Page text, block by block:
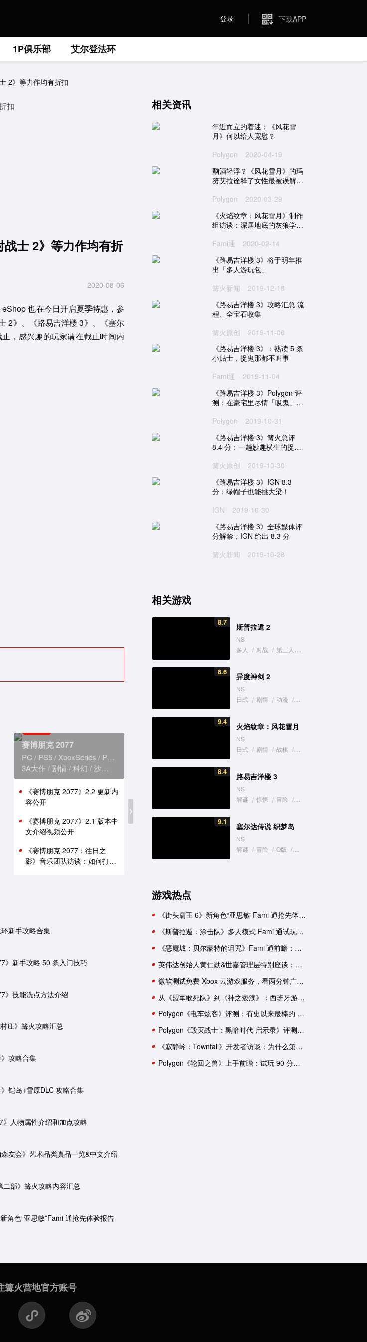
登录 下载APP
1P俱乐部 艾尔登法环
2》等力作均有折扣
士 2》等力作均有折
2020-08-06
也在今日开启夏季特惠，参
2》、《路易吉洋楼 3》、《塞尔
，感兴趣的玩家请在截止时间内
赛博朋克 2077
PC PS5 XboxSeries PS4
XboxOne
3A大作
剧情 科幻 沙盒
《赛博朋克 2077》2.2 更新内
容公开
《赛博朋克 2077》2.1 版本中
文介绍视频公开
《赛博朋克 2077：往日之
影》音乐团队访谈：如何打造
NS
日式 探索 狩猎 神话
《宝可梦 朱／紫》Polygon 评
《宝可梦 朱／紫》需要配音
匡威与《宝可梦》推出四款日
本限定联名球鞋
刺客信条：英灵殿
猎人 世界》联动宣传片公开
殿》12 月 6 日将重返
9 月 13 日 ~ 9 月 19 日
新手攻略合集
》新手攻略 50 条入门技巧
》技能洗点方法介绍
庄》篝火攻略汇总
》攻略合集
》铠岛+雪原DLC 攻略合集
》人物属性介绍和加点攻略
森友会》艺术品类真品一览&中文介绍
二部》篝火攻略内容汇总
角色“亚思敏”Fami 通抢先体验报告
相关资讯
年近而立的着迷：《风花雪
月》何以给人宽慰？
Polygon
2020-04-19
酗酒轻浮？《风花雪月》的玛
努艾拉诠释了女性最被误解却
Polygon
2020-03-29
《火焰纹章：风花雪月》制作
组访谈：深居地底的灰狼学级
Fami通
2020-02-14
《路易吉洋楼 3》将于明年推
出「多人游玩包」
篝火新闻
2019-12-18
《路易吉洋楼 3》攻略汇总 流
程、全宝石收集
篝火原创
2019-11-06
《路易吉洋楼 3》：熟读 5 条
小贴士，捉鬼那都不叫事
Fami通
2019-11-04
《路易吉洋楼 3》Polygon 评
测：在豪宅里尽情「吸鬼」是
Polygon
2019-10-31
《路易吉洋楼 3》篝火总评
8.4 分：一趟妙趣横生的捉鬼
篝火原创
2019-10-30
《路易吉洋楼 3》IGN 8.3
分：绿帽子也能挑大梁！
IGN
2019-10-30
《路易吉洋楼 3》全球媒体评
分解禁，IGN 给出 8.3 分
篝火新闻
2019-10-28
相关游戏
8.7 斯普拉遁 2
NS
多人
/ 对战 / 第三人称
8.6 异度神剑 2
NS
日式 / 剧情 / 动漫 / 奇幻
9.4 火焰纹章：风花雪月
NS
日式 / 剧情 / 战棋 / 养成
8.4 路易吉洋楼 3
NS
解谜 / 惊悚 / 冒险 / 搞笑
9.1 塞尔达传说 织梦岛
NS
解谜 / 冒险 / Q版 / 重制
游戏热点
《街头霸王 6》新角色“亚思敏”Fami 通抢先体验报告
《斯普拉遁：涂击队》多人模式 Fami 通试玩：与好友并肩推进故事
《恶魔城：贝尔蒙特的诅咒》Fami 通前瞻：要素杂糅的新生《恶魔城》
英伟达创始人黄仁勋&世嘉管理层特别座谈：一次改变命运的邂逅
微软测试免费 Xbox 云游戏服务，看两分钟广告可用一小时
从《盟军敢死队》到《神之亵渎》：西班牙游戏工作室盘点
Polygon《电车炫客》评测：有史以来最棒的 3D 索尼克游戏！
Polygon《毁灭战士：黑暗时代 启示录》评测：轰轰烈烈的谢幕演出？
《寂静岭：Townfall》开发者访谈：为什么第一人称比第三人称恐怖
Polygon《轮回之兽》上手前瞻：试玩 90 分钟后，我依然有一肚子疑惑
篝火营地官方账号